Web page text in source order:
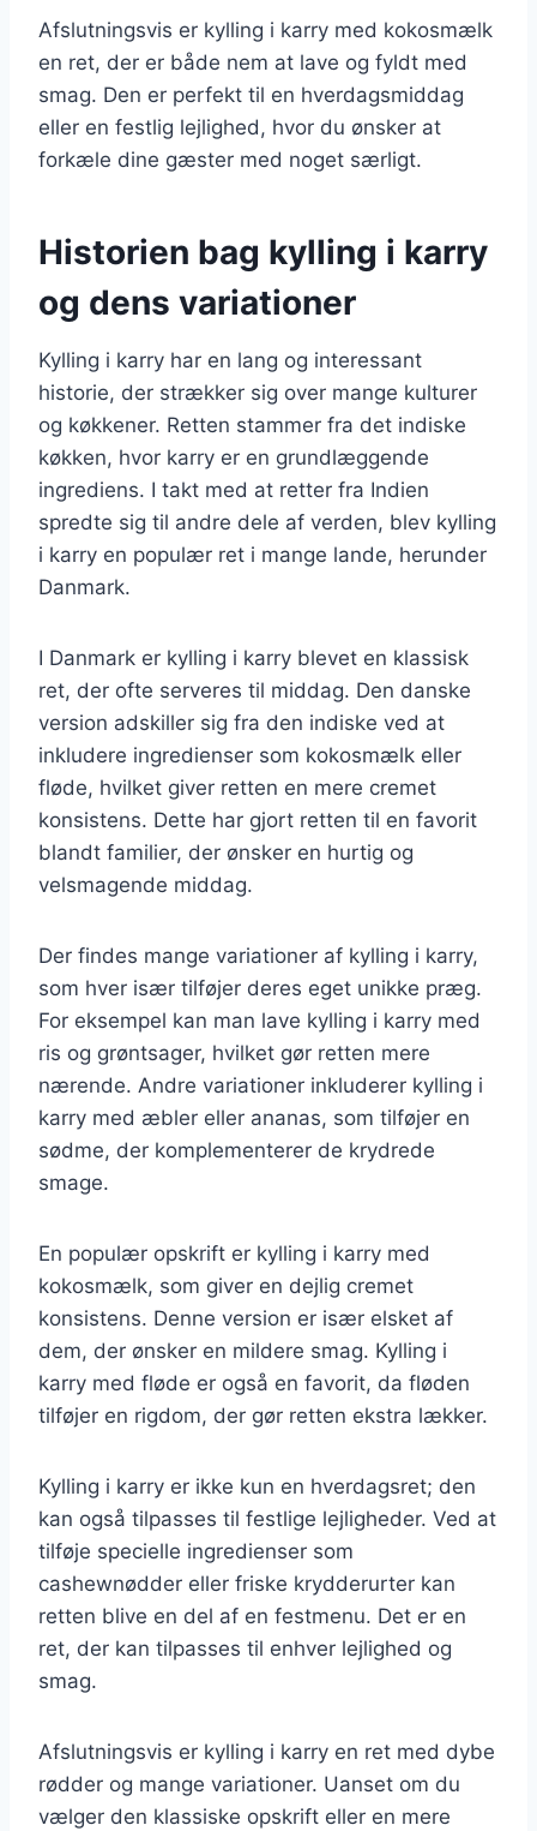
Afslutningsvis er kylling i karry med kokosmælk
en ret, der er både nem at lave og fyldt med
smag. Den er perfekt til en hverdagsmiddag
eller en festlig lejlighed, hvor du ønsker at
forkæle dine gæster med noget særligt.
Historien bag kylling i karry
og dens variationer
Kylling i karry har en lang og interessant
historie, der strækker sig over mange kulturer
og køkkener. Retten stammer fra det indiske
køkken, hvor karry er en grundlæggende
ingrediens. I takt med at retter fra Indien
spredte sig til andre dele af verden, blev kylling
i karry en populær ret i mange lande, herunder
Danmark.
I Danmark er kylling i karry blevet en klassisk
ret, der ofte serveres til middag. Den danske
version adskiller sig fra den indiske ved at
inkludere ingredienser som kokosmælk eller
fløde, hvilket giver retten en mere cremet
konsistens. Dette har gjort retten til en favorit
blandt familier, der ønsker en hurtig og
velsmagende middag.
Der findes mange variationer af kylling i karry,
som hver især tilføjer deres eget unikke præg.
For eksempel kan man lave kylling i karry med
ris og grøntsager, hvilket gør retten mere
nærende. Andre variationer inkluderer kylling i
karry med æbler eller ananas, som tilføjer en
sødme, der komplementerer de krydrede
smage.
En populær opskrift er kylling i karry med
kokosmælk, som giver en dejlig cremet
konsistens. Denne version er især elsket af
dem, der ønsker en mildere smag. Kylling i
karry med fløde er også en favorit, da fløden
tilføjer en rigdom, der gør retten ekstra lækker.
Kylling i karry er ikke kun en hverdagsret; den
kan også tilpasses til festlige lejligheder. Ved at
tilføje specielle ingredienser som
cashewnødder eller friske krydderurter kan
retten blive en del af en festmenu. Det er en
ret, der kan tilpasses til enhver lejlighed og
smag.
Afslutningsvis er kylling i karry en ret med dybe
rødder og mange variationer. Uanset om du
vælger den klassiske opskrift eller en mere